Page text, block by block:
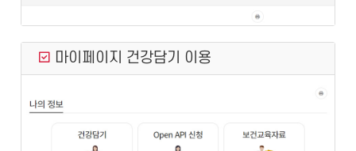
마이페이지 건강담기 이용